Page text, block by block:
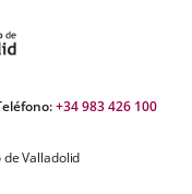
+34 983 426 100
Valladolid